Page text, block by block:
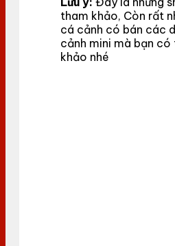
tham khảo, Còn rất
cá cảnh có bán các
cảnh mini mà bạn có
khảo nhé